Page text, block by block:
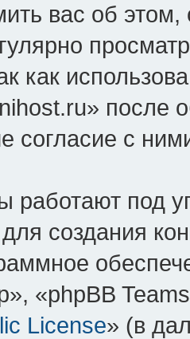
вас об
как
после
согласие с
под
создания
«phpBB
License» (в